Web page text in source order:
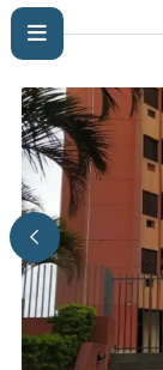
